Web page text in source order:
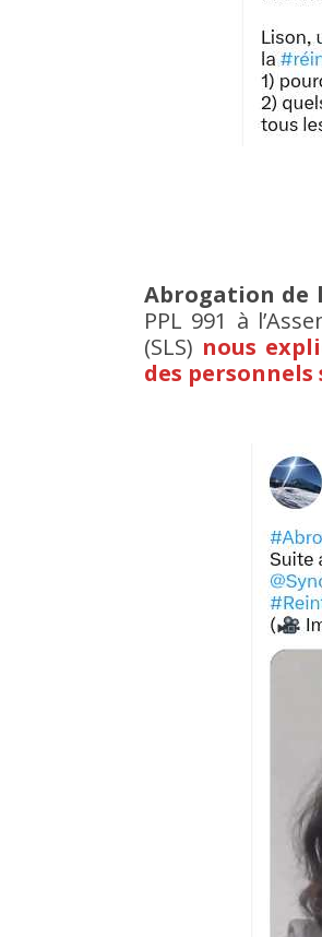
Abrogation de
PPL 991 à
(SLS) nous
des personnels